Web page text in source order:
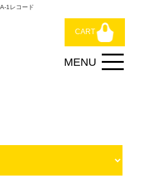
1レコード
CART